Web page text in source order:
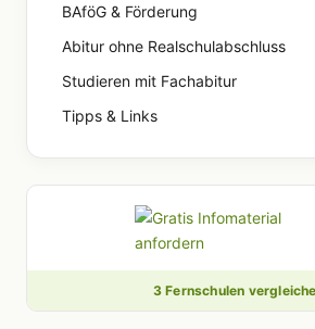
BAföG & Förderung
Abitur ohne Realschulabschluss
Studieren mit Fachabitur
Tipps & Links
3 Fernschulen